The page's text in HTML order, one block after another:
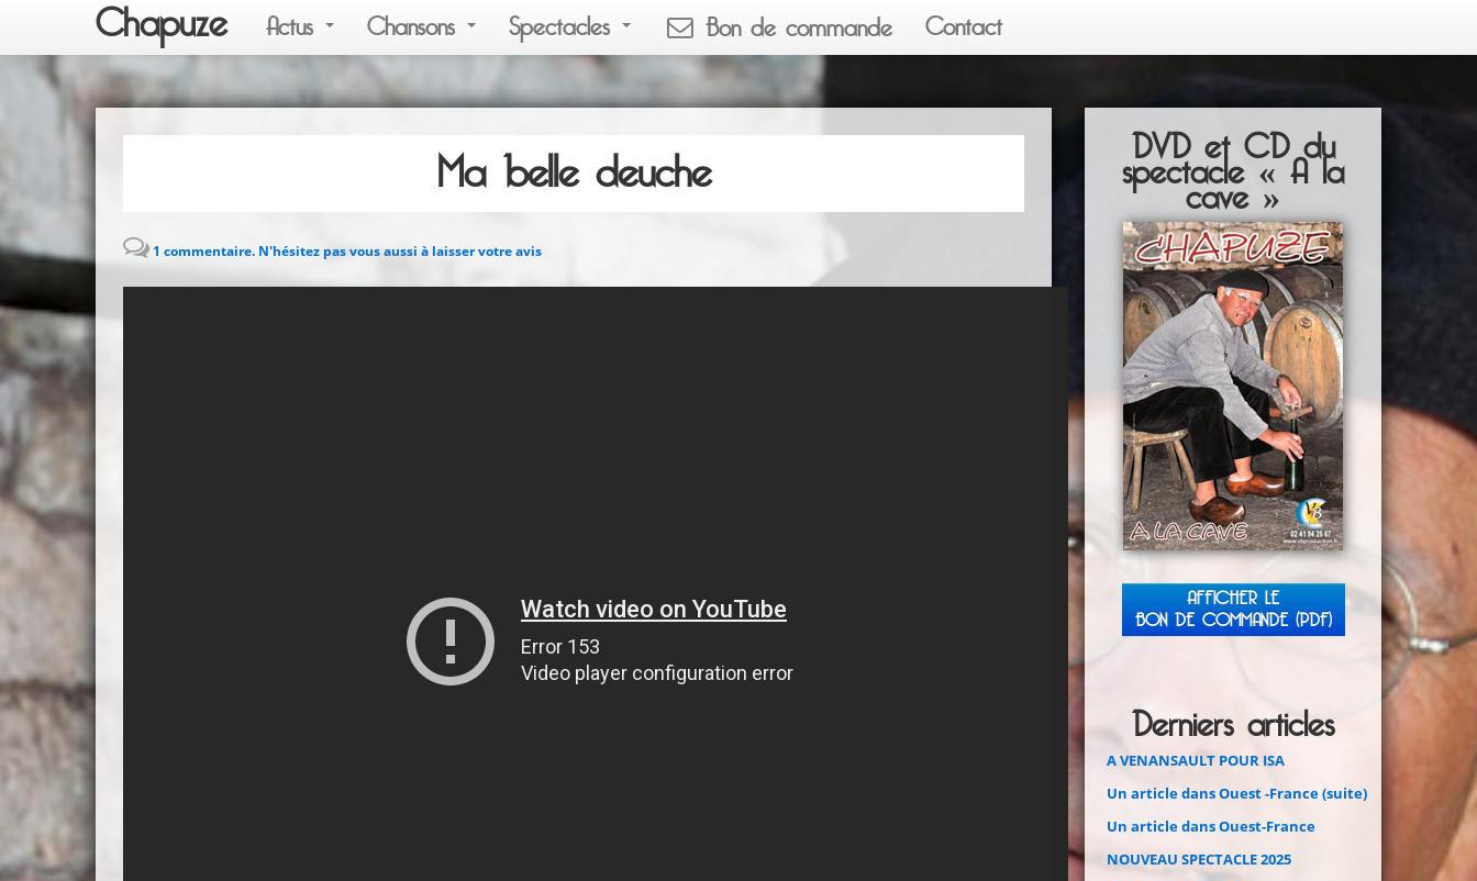
Chapuze Actus Chansons Spectacles Bon de commande Contact
Ma belle deuche
1 commentaire. N'hésitez pas vous aussi à laisser votre avis
DVD et CD du
spectacle « A la
cave »
AFFICHER LE
BON DE COMMANDE (PDF)
Derniers articles
A VENANSAULT POUR ISA
Un article dans Ouest -France (suite)
Un article dans Ouest-France
NOUVEAU SPECTACLE 2025